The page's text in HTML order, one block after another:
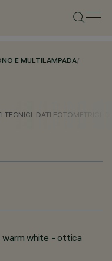
E MULTILAMPADA/
TECNICI DATI FOTOMETRICI
warm white - ottica